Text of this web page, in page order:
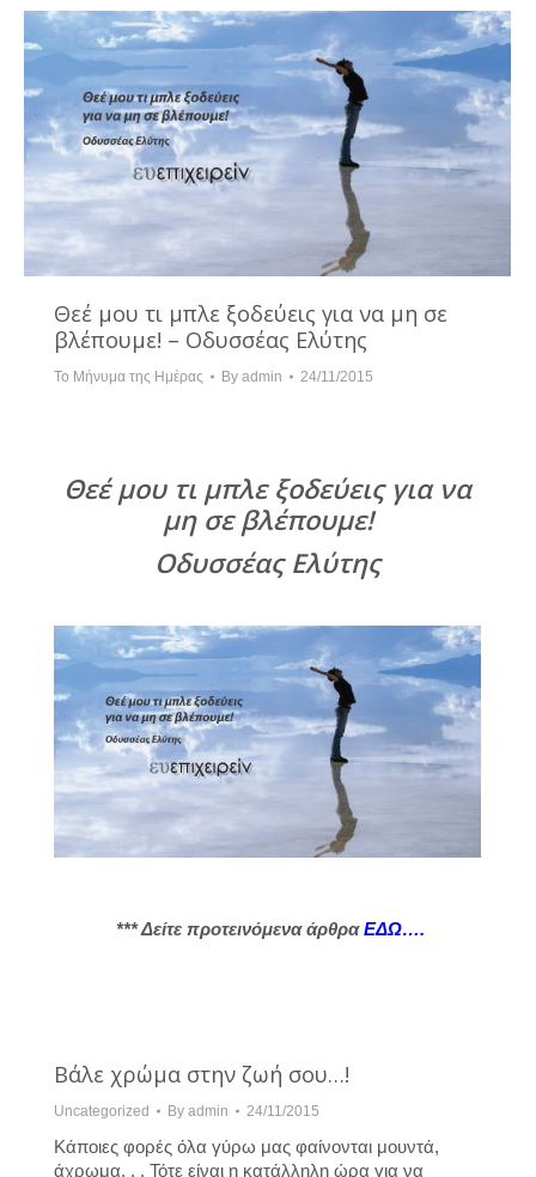
Θεέ μου τι μπλε ξοδεύεις για να μη σε
βλέπουμε! – Οδυσσέας Ελύτης
Το Μήνυμα της Ημέρας By admin 24/11/2015
Θεέ μου τι μπλε ξοδεύεις για να
μη σε βλέπουμε!
Οδυσσέας Ελύτης
*** Δείτε προτεινόμενα άρθραΕΔΩ….
Βάλε χρώμα στην ζωή σου…!
Uncategorized By admin 24/11/2015
Κάποιες φορές όλα γύρω μας φαίνονται μουντά,
άχρωμα. . . Τότε είναι η κατάλληλη ώρα για να